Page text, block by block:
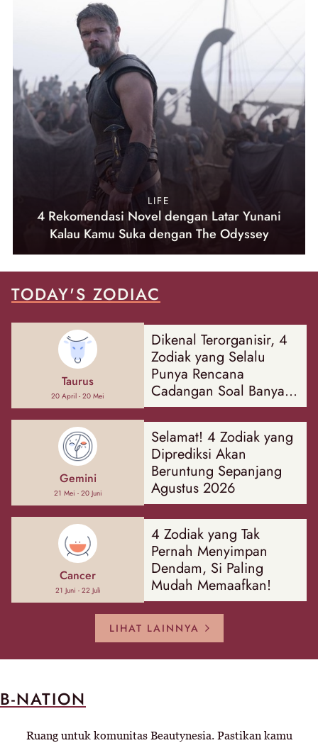
LIFE
4 Rekomendasi Novel dengan Latar Yunani
Kalau Kamu Suka dengan The Odyssey
TODAY'S ZODIAC
Taurus
20 April - 20 Mei
Dikenal Terorganisir, 4
Zodiak yang Selalu
Punya Rencana
Cadangan Soal Banyak
Hal
Gemini
21 Mei - 20 Juni
Selamat! 4 Zodiak yang
Diprediksi Akan
Beruntung Sepanjang
Agustus 2026
Cancer
21 Juni - 22 Juli
4 Zodiak yang Tak
Pernah Menyimpan
Dendam, Si Paling
Mudah Memaafkan!
LIHAT LAINNYA
B-NATION
Ruang untuk komunitas Beautynesia. Pastikan kamu